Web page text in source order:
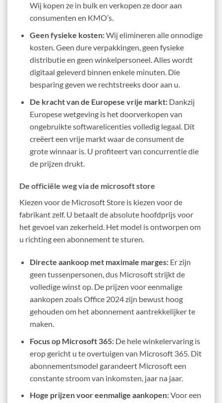
Wij kopen ze in bulk en verkopen ze door aan
consumenten en KMO’s.
Geen fysieke kosten:Wij elimineren alle onnodige
kosten. Geen dure verpakkingen, geen fysieke
distributie en geen winkelpersoneel. Alles wordt
digitaal geleverd binnen enkele minuten. Die
besparing geven we rechtstreeks door aan u.
De kracht van de Europese vrije markt:Dankzij
Europese wetgeving is het doorverkopen van
ongebruikte softwarelicenties volledig legaal. Dit
creëert een vrije markt waar de consument de
grote winnaar is. U profiteert van concurrentie die
de prijzen drukt.
De officiële weg via de microsoft store
Kiezen voor de Microsoft Store is kiezen voor de
fabrikant zelf. U betaalt de absolute hoofdprijs voor
het gevoel van zekerheid. Het model is ontworpen om
u richting een abonnement te sturen.
Directe aankoop met maximale marges:Er zijn
geen tussenpersonen, dus Microsoft strijkt de
volledige winst op. De prijzen voor eenmalige
aankopen zoals Office 2024 zijn bewust hoog
gehouden om het abonnement aantrekkelijker te
maken.
Focus op Microsoft 365:De hele winkelervaring is
erop gericht u te overtuigen van Microsoft 365. Dit
abonnementsmodel garandeert Microsoft een
constante stroom van inkomsten, jaar na jaar.
Hoge prijzen voor eenmalige aankopen:Voor een